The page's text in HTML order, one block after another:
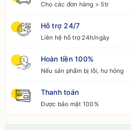
Cho các đơn hàng > 5tr
Hỗ trợ 24/7
Liên hệ hỗ trợ 24h/ngày
Hoàn tiền 100%
Nếu sản phẩm bị lỗi, hư hỏng
Thanh toán
Được bảo mật 100%